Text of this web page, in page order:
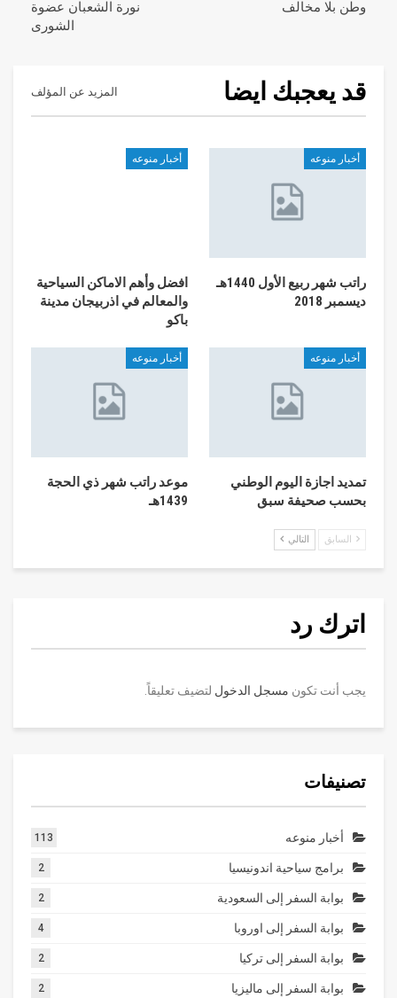
وطن بلا مخالف
نورة الشعبان عضوة
الشورى
قد يعجبك ايضا المزيد عن المؤلف
أخبار منوعه
راتب شهر ربيع الأول 1440هـ
ديسمبر 2018
أخبار منوعه
افضل وأهم الاماكن السياحية
والمعالم في اذربيجان مدينة
باكو
أخبار منوعه
تمديد اجازة اليوم الوطني
بحسب صحيفة سبق
أخبار منوعه
موعد راتب شهر ذي الحجة
1439هـ
السابق التالي
اترك رد
يجب أنت تكون مسجل الدخول لتضيف تعليقاً.
تصنيفات
أخبار منوعه 113
برامج سياحية اندونيسيا 2
بوابة السفر إلى السعودية 2
بوابة السفر إلى اوروبا 4
بوابة السفر إلى تركيا 2
بوابة السفر إلى ماليزيا 2